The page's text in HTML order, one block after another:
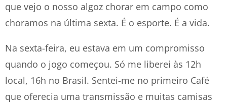
que vejo o nosso algoz chorar em campo como
choramos na última sexta. É o esporte. É a vida.
Na sexta-feira, eu estava em um compromisso
quando o jogo começou. Só me liberei às 12h
local, 16h no Brasil. Sentei-me no primeiro Café
que oferecia uma transmissão e muitas camisas